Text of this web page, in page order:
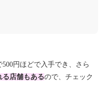
円ほどで入手でき、さら
る店舗もあるので、チェック